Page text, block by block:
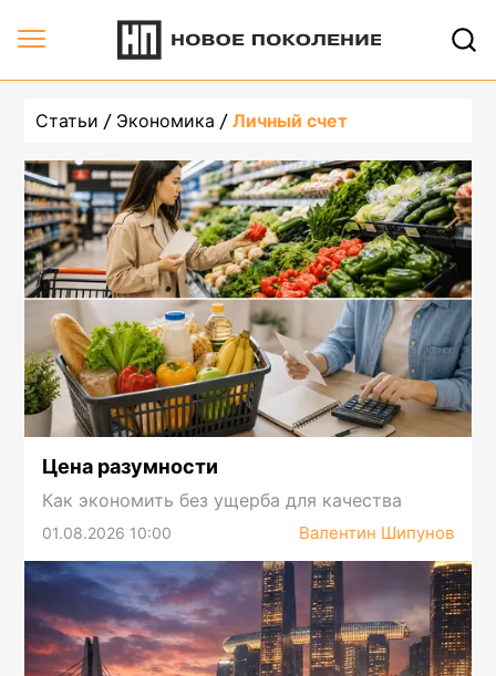
Статьи Экономика Личный счет
Цена разумности
Как экономить без ущерба для качества
01.08.2026 10:00 Валентин Шипунов